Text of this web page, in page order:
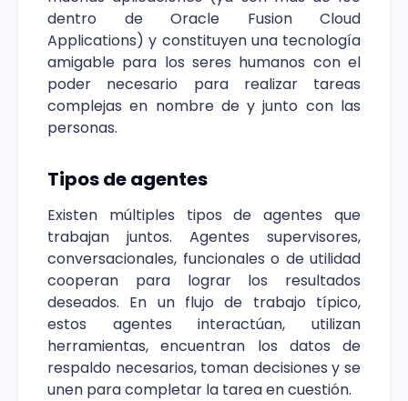
dentro de Oracle Fusion Cloud
Applications) y constituyen una tecnología
amigable para los seres humanos con el
poder necesario para realizar tareas
complejas en nombre de y junto con las
personas.
Tipos de agentes
Existen múltiples tipos de agentes que
trabajan juntos. Agentes supervisores,
conversacionales, funcionales o de utilidad
cooperan para lograr los resultados
deseados. En un flujo de trabajo típico,
estos agentes interactúan, utilizan
herramientas, encuentran los datos de
respaldo necesarios, toman decisiones y se
unen para completar la tarea en cuestión.